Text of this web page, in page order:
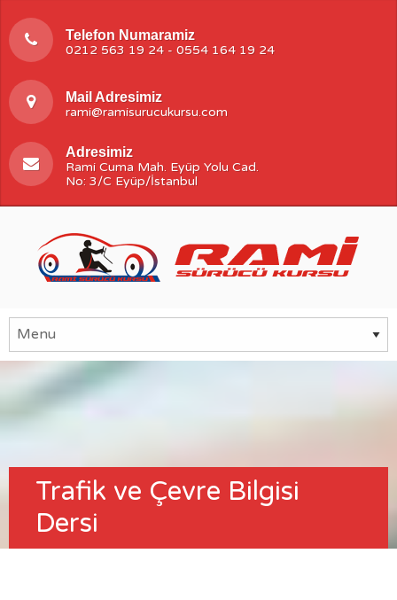
Telefon Numaramiz
0212 563 19 24 - 0554 164 19 24
Mail Adresimiz
rami@ramisurucukursu.com
Adresimiz
Rami Cuma Mah. Eyüp Yolu Cad.
No: 3/C Eyüp/İstanbul
Trafik ve Çevre Bilgisi
Dersi